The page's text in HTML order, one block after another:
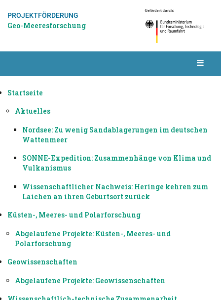
PROJEKTFÖRDERUNG
Geo-Meeresforschung
Startseite
Aktuelles
Nordsee: Zu wenig Sandablagerungen im deutschen
Wattenmeer
SONNE-Expedition: Zusammenhänge von Klima und
Vulkanismus
Wissenschaftlicher Nachweis: Heringe kehren zum
Laichen an ihren Geburtsort zurück
Küsten-, Meeres- und Polarforschung
Abgelaufene Projekte: Küsten-, Meeres- und
Polarforschung
Geowissenschaften
Abgelaufene Projekte: Geowissenschaften